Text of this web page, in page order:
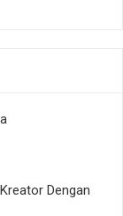
Dengan